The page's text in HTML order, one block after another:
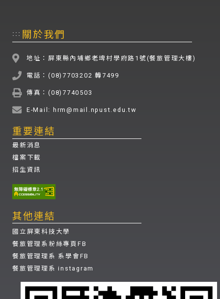
::: 關於我們
地址：屏東縣內埔鄉老埤村學府路1號(餐旅管理大樓)
電話：(08)7703202 轉7499
傳真：(08)7740503
E-Mail: hrm@mail.npust.edu.tw
重要連結
最新消息
檔案下載
招生資訊
其他連結
國立屏東科技大學
餐旅管理系粉絲專頁FB
餐旅管理理系 系學會FB
餐旅管理理系 instagram